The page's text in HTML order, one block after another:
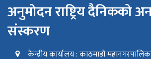
अनुमोदन राष्ट्रिय दैनिकको
संस्करण
केन्द्रीय कार्यालय : काठमाडौं